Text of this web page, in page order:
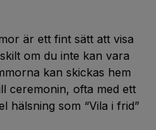
är ett fint sätt att visa
om du inte kan vara
kan skickas hem
ceremonin, ofta med ett
hälsning som “Vila i frid”